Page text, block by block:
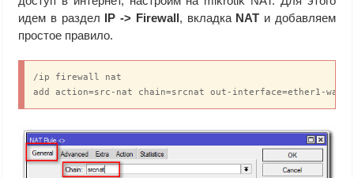
идем в раздел IP -> Firewall, вкладка NAT и добавляем
простое правило.
/ip firewall nat
add action=src-nat chain=srcnat out-interface=ether1-wan